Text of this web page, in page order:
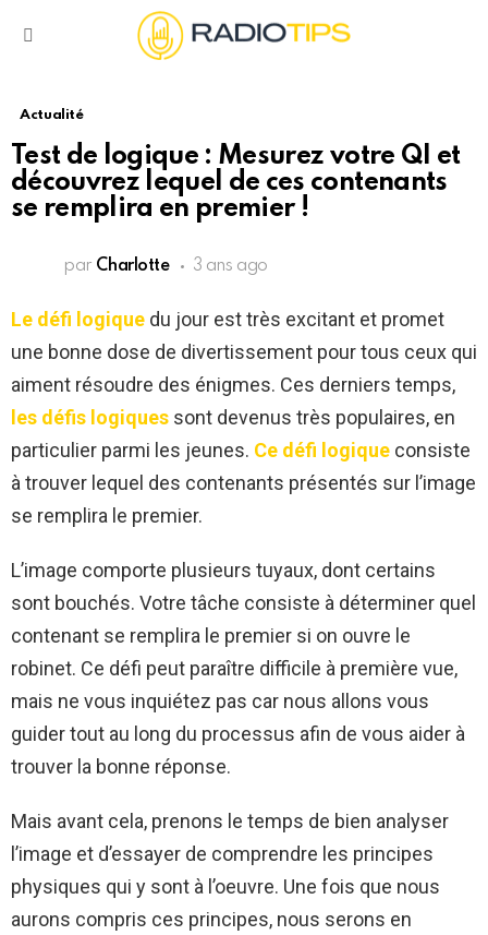
Actualité
Test de logique : Mesurez votre QI et
découvrez lequel de ces contenants
se remplira en premier !
par Charlotte 3 ans ago
Le défi logique du jour est très excitant et promet
une bonne dose de divertissement pour tous ceux qui
aiment résoudre des énigmes. Ces derniers temps,
les défis logiques sont devenus très populaires, en
particulier parmi les jeunes. Ce défi logique consiste
à trouver lequel des contenants présentés sur l’image
se remplira le premier.
L’image comporte plusieurs tuyaux, dont certains
sont bouchés. Votre tâche consiste à déterminer quel
contenant se remplira le premier si on ouvre le
robinet. Ce défi peut paraître difficile à première vue,
mais ne vous inquiétez pas car nous allons vous
guider tout au long du processus afin de vous aider à
trouver la bonne réponse.
Mais avant cela, prenons le temps de bien analyser
l’image et d’essayer de comprendre les principes
physiques qui y sont à l’oeuvre. Une fois que nous
aurons compris ces principes, nous serons en